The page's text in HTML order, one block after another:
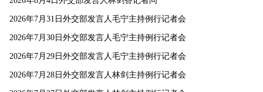
2026年7月31日外交部发言人毛宁主持例行记者会
2026年7月30日外交部发言人毛宁主持例行记者会
2026年7月29日外交部发言人毛宁主持例行记者会
2026年7月28日外交部发言人林剑主持例行记者会